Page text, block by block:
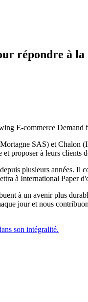
répondre à
SAS) et
proposer à leurs
plusieurs années.
à International Paper
à un avenir plus
jour et nous
son intégralité.